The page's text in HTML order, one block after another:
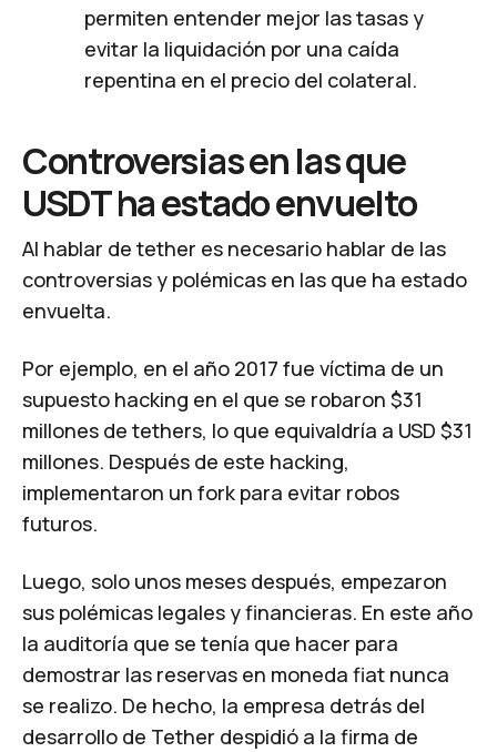
permiten entender mejor las tasas y
evitar la liquidación por una caída
repentina en el precio del colateral.
Controversias en las que
USDT ha estado envuelto
Al hablar de tether es necesario hablar de las
controversias y polémicas en las que ha estado
envuelta.
Por ejemplo, en el año 2017 fue víctima de un
supuesto hacking en el que se robaron $31
millones de tethers, lo que equivaldría a USD $31
millones. Después de este hacking,
implementaron un fork para evitar robos
futuros.
Luego, solo unos meses después, empezaron
sus polémicas legales y financieras. En este año
la auditoría que se tenía que hacer para
demostrar las reservas en moneda fiat nunca
se realizo. De hecho, la empresa detrás del
desarrollo de Tether despidió a la firma de